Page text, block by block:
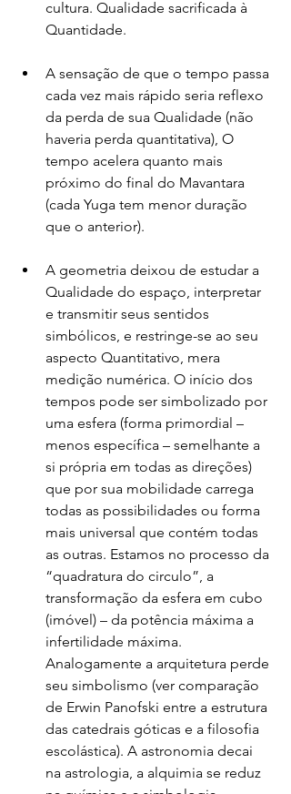
cultura. Qualidade sacrificada à
Quantidade.
A sensação de que o tempo passa
cada vez mais rápido seria reflexo
da perda de sua Qualidade (não
haveria perda quantitativa), O
tempo acelera quanto mais
próximo do final do Mavantara
(cada Yuga tem menor duração
que o anterior).
A geometria deixou de estudar a
Qualidade do espaço, interpretar
e transmitir seus sentidos
simbólicos, e restringe-se ao seu
aspecto Quantitativo, mera
medição numérica. O início dos
tempos pode ser simbolizado por
uma esfera (forma primordial –
menos específica – semelhante a
si própria em todas as direções)
que por sua mobilidade carrega
todas as possibilidades ou forma
mais universal que contém todas
as outras. Estamos no processo da
“quadratura do circulo”, a
transformação da esfera em cubo
(imóvel) – da potência máxima a
infertilidade máxima.
Analogamente a arquitetura perde
seu simbolismo (ver comparação
de Erwin Panofski entre a estrutura
das catedrais góticas e a filosofia
escolástica). A astronomia decai
na astrologia, a alquimia se reduz